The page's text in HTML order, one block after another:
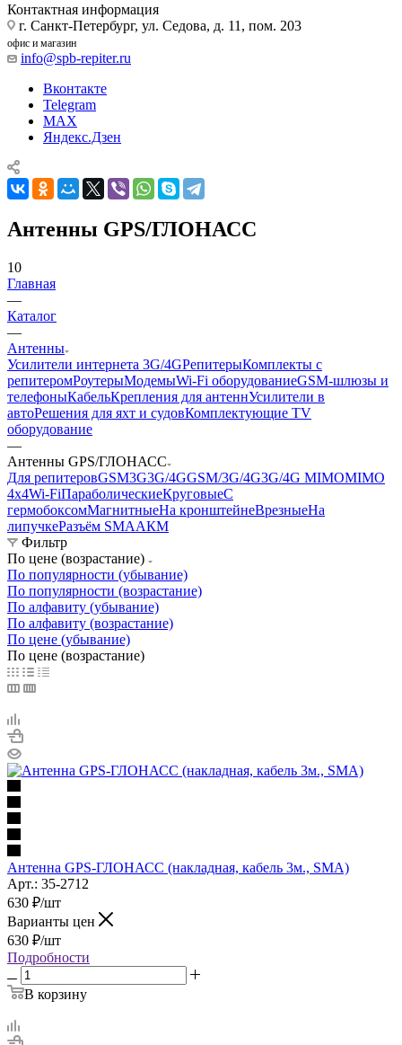
Контактная информация
г. Санкт-Петербург, ул. Седова, д. 11, пом. 203
офис и магазин
info@spb-repiter.ru
Вконтакте
Telegram
MAX
Яндекс.Дзен
Антенны GPS/ГЛОНАСС
10
Главная
—
Каталог
—
Антенны
Усилители интернета 3G/4GРепитерыКомплекты с
репитеромРоутерыМодемыWi-Fi оборудованиеGSM-шлюзы и
телефоныКабельКрепления для антеннУсилители в
автоРешения для яхт и судовКомплектующие TV
оборудование
—
Антенны GPS/ГЛОНАСС
Для репитеровGSM3G3G/4GGSM/3G/4G3G/4G MIMOMIMO
4x4Wi-FiПараболическиеКруговыеС
гермобоксомМагнитныеНа кронштейнеВрезныеНа
липучкеРазъём SMAАКМ
Фильтр
По цене (возрастание)
По популярности (убывание)
По популярности (возрастание)
По алфавиту (убывание)
По алфавиту (возрастание)
По цене (убывание)
По цене (возрастание)
Антенна GPS-ГЛОНАСС (накладная, кабель 3м., SMA)
Арт.: 35-2712
630 ₽/шт
Варианты цен
630 ₽/шт
Подробности
В корзину